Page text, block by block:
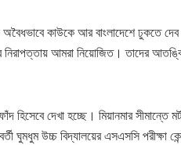
অবৈধভাবে কাউকে আর বাংলাদেশে ঢুকতে
আমরা নিয়োজিত। তাদের
দেখা হচ্ছে। মিয়ানমার সীমান্তে
ঘুমধুম উচ্চ বিদ্যালয়ের এসএসসি পরীক্ষা